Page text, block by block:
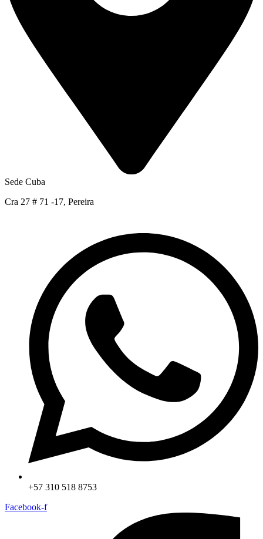
Sede Cuba
Cra 27 # 71 -17, Pereira
+57 310 518 8753
Facebook-f